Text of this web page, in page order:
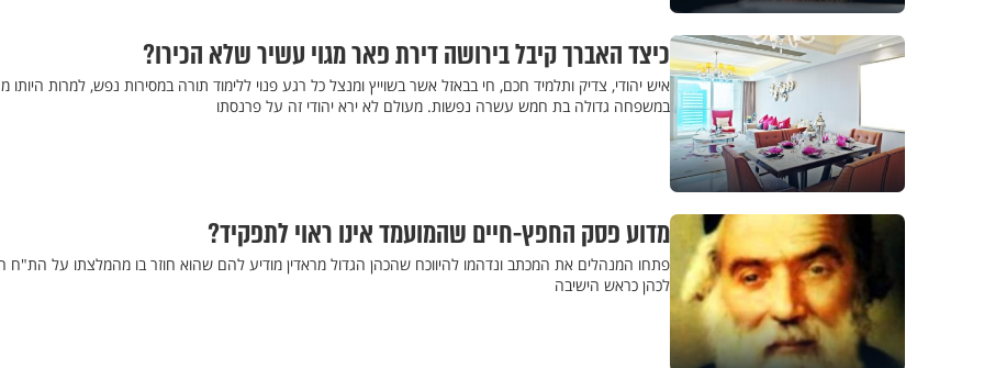
כיצד האברך קיבל בירושה דירת פאר מגוי עשיר שלא הכירו?
איש יהודי, צדיק ותלמיד חכם, חי בבאזל אשר בשוייץ ומנצל כל רגע פנוי ללימוד תורה במסירות נפש, למרות היותו
במשפחה גדולה בת חמש עשרה נפשות. מעולם לא ירא יהודי זה על פרנסתו
מדוע פסק החפץ-חיים שהמועמד אינו ראוי לתפקיד?
פתחו המנהלים את המכתב ונדהמו להיווכח שהכהן הגדול מראדין מודיע להם שהוא חוזר בו מהמלצתו על הת"ח
לכהן כראש הישיבה